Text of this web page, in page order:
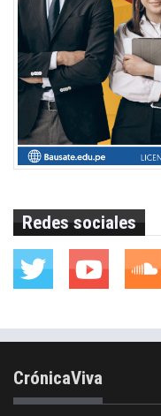
Redes sociales
CrónicaViva